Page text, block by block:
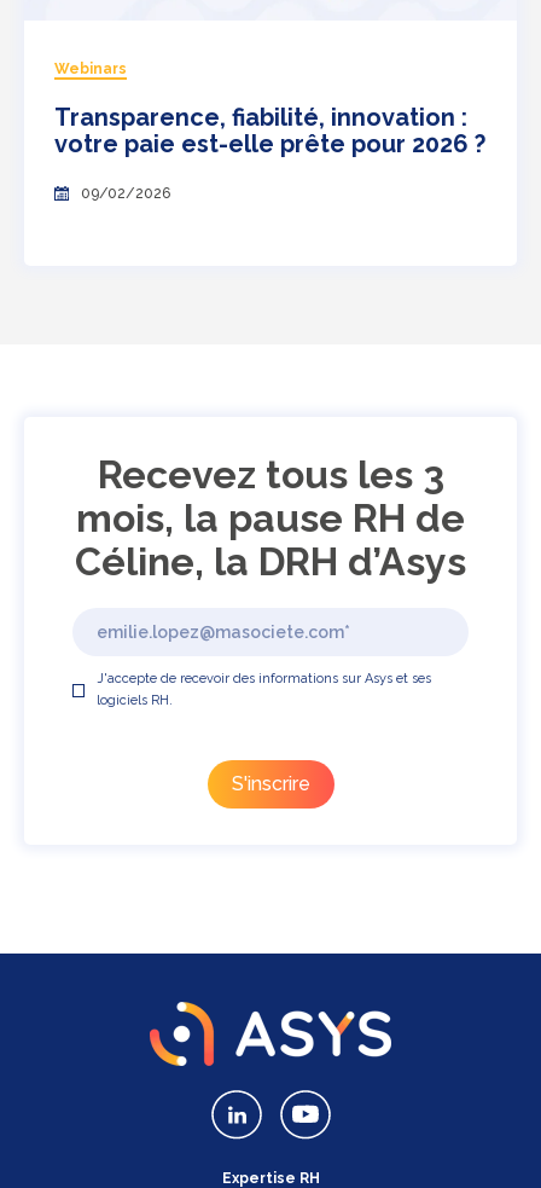
Webinars
Transparence, fiabilité, innovation :
votre paie est-elle prête pour 2026 ?
09/02/2026
Recevez tous les 3
mois, la pause RH de
Céline, la DRH d’Asys
J'accepte de recevoir des informations sur Asys et ses
logiciels RH.
Expertise RH